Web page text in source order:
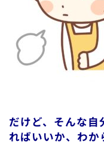
だけど、そんな自
ればいいか、わか